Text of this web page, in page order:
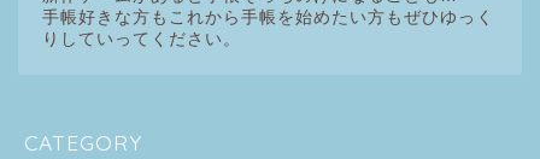
手帳好きな方もこれから手帳を始めたい方もぜひゆっく
りしていってください。
CATEGORY